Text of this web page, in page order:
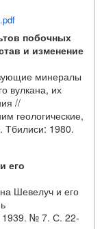
побочных
и изменение
минералы
вулкана, их
//
геологические,
Тбилиси: 1980.
его
Шевелуч и его
1939. № 7. С. 22-